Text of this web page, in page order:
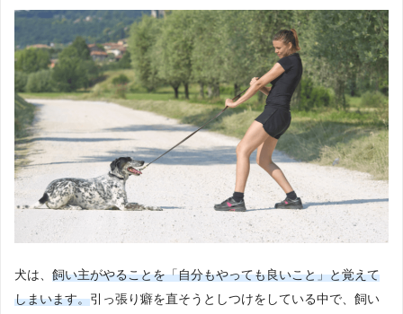
犬は、 飼い主がやることを「自分もやっても良いこと」と覚えて
しまいます。引っ張り癖を直そうとしつけをしている中で、飼い